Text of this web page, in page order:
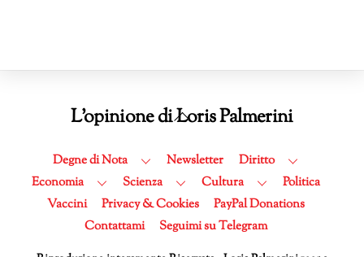
Back
Top
L'opinione di Loris Palmerini
Degne di Nota Newsletter
Diritto
Economia
Scienza Cultura
Politica
Vaccini
Privacy & Cookies
PayPal Donations
Contattami
Seguimi su Telegram